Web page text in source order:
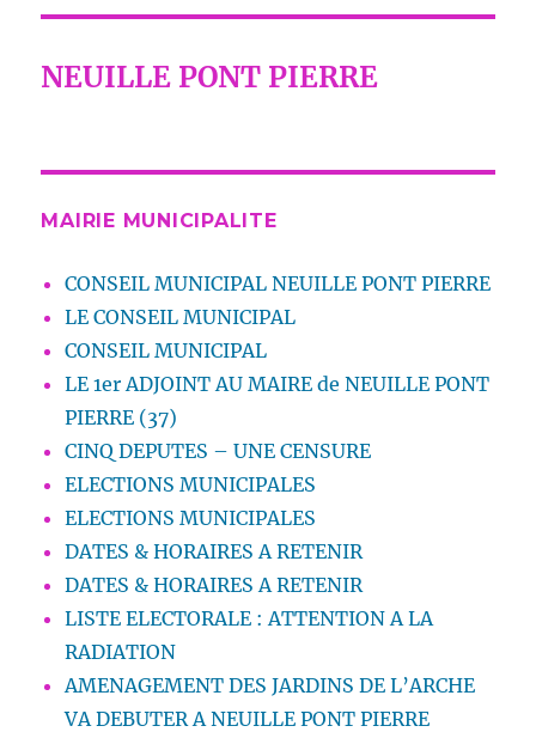
NEUILLE PONT PIERRE
MAIRIE MUNICIPALITE
CONSEIL MUNICIPAL NEUILLE PONT PIERRE
LE CONSEIL MUNICIPAL
CONSEIL MUNICIPAL
LE 1er ADJOINT AU MAIRE de NEUILLE PONT
PIERRE (37)
CINQ DEPUTES – UNE CENSURE
ELECTIONS MUNICIPALES
ELECTIONS MUNICIPALES
DATES & HORAIRES A RETENIR
DATES & HORAIRES A RETENIR
LISTE ELECTORALE : ATTENTION A LA
RADIATION
AMENAGEMENT DES JARDINS DE L’ARCHE
VA DEBUTER A NEUILLE PONT PIERRE